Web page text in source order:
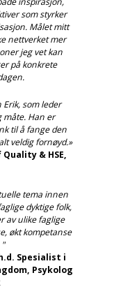
som styrker
Målet mitt
nettverket mer
jeg vet kan
på konkrete
Erik, som leder
måte. Han er
til å fange den
veldig fornøyd.»
& HSE,
tema innen
dyktige folk,
av ulike faglige
økt kompetanse
Spesialist i
Psykolog